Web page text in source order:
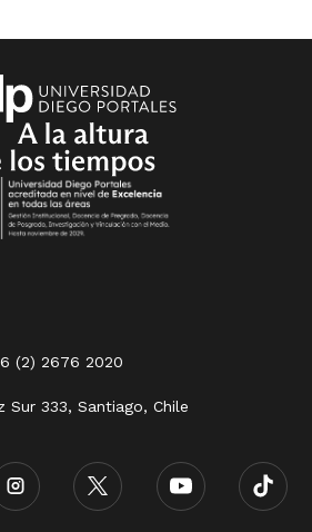
(2) 2676 2020
Sur 333, Santiago, Chile